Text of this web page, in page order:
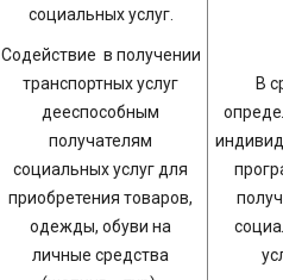
социальных услуг.
Содействие в получении
транспортных услуг
дееспособным
получателям
социальных услуг для
приобретения товаров,
одежды, обуви на
личные средства
В